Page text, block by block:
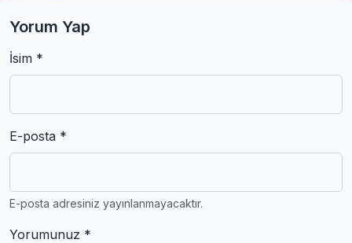
Yorum Yap
İsim *
E-posta *
E-posta adresiniz yayınlanmayacaktır.
Yorumunuz *